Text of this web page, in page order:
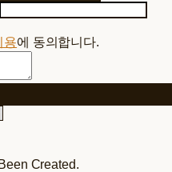
용에 동의합니다.
Created.